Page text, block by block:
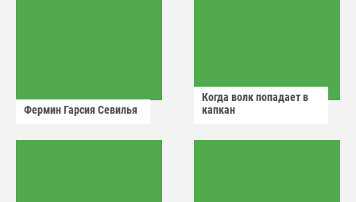
Фермин Гарсия Севилья
Когда волк попадает в
капкан